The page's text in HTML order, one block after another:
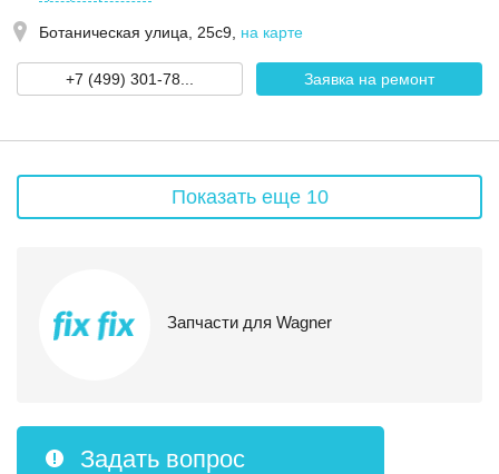
Ботаническая улица, 25с9 на карте
+7 (499) 301-78... Заявка на ремонт
Показать еще 10
Запчасти для Wagner
Задать вопрос